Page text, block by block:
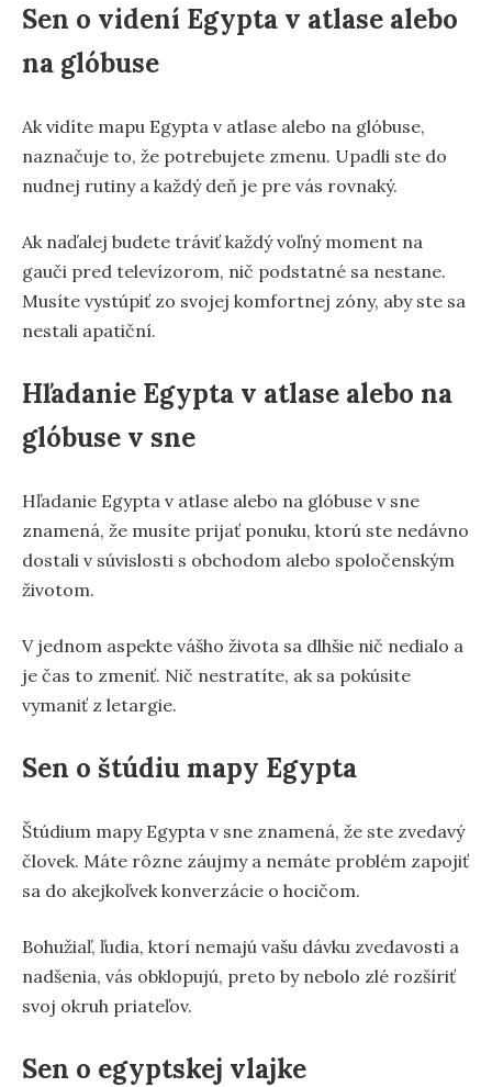
Sen o videní Egypta v atlase alebo
na glóbuse
Ak vidíte mapu Egypta v atlase alebo na glóbuse,
naznačuje to, že potrebujete zmenu. Upadli ste do
nudnej rutiny a každý deň je pre vás rovnaký.
Ak naďalej budete tráviť každý voľný moment na
gauči pred televízorom, nič podstatné sa nestane.
Musíte vystúpiť zo svojej komfortnej zóny, aby ste sa
nestali apatiční.
Hľadanie Egypta v atlase alebo na
glóbuse v sne
Hľadanie Egypta v atlase alebo na glóbuse v sne
znamená, že musíte prijať ponuku, ktorú ste nedávno
dostali v súvislosti s obchodom alebo spoločenským
životom.
V jednom aspekte vášho života sa dlhšie nič nedialo a
je čas to zmeniť. Nič nestratíte, ak sa pokúsite
vymaniť z letargie.
Sen o štúdiu mapy Egypta
Štúdium mapy Egypta v sne znamená, že ste zvedavý
človek. Máte rôzne záujmy a nemáte problém zapojiť
sa do akejkoľvek konverzácie o hocičom.
Bohužiaľ, ľudia, ktorí nemajú vašu dávku zvedavosti a
nadšenia, vás obklopujú, preto by nebolo zlé rozšíriť
svoj okruh priateľov.
Sen o egyptskej vlajke